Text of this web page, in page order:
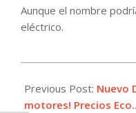
Aunque el nombre
eléctrico.
10-
17
Previous Post: Nuevo
motores! Precios